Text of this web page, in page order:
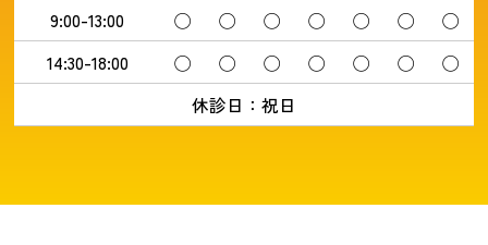
9:00-13:00
◯ ◯ ◯ ◯ ◯ ◯
◯
14:30-18:00
◯ ◯ ◯ ◯ ◯ ◯
◯
休診日：祝日